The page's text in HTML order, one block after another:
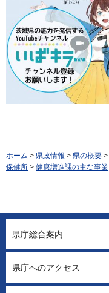
ホーム > 県政情報 > 県の概要 >
保健所 > 健康増進課の主な事業
県庁総合案内
県庁へのアクセス